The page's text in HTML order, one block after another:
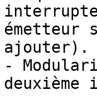
émetteur
ajouter).
-